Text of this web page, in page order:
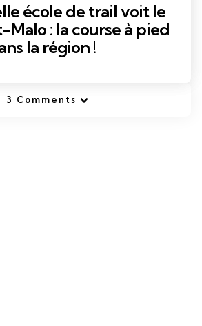
école de trail voit le
Malo : la course à pied
la région !
3 Comments